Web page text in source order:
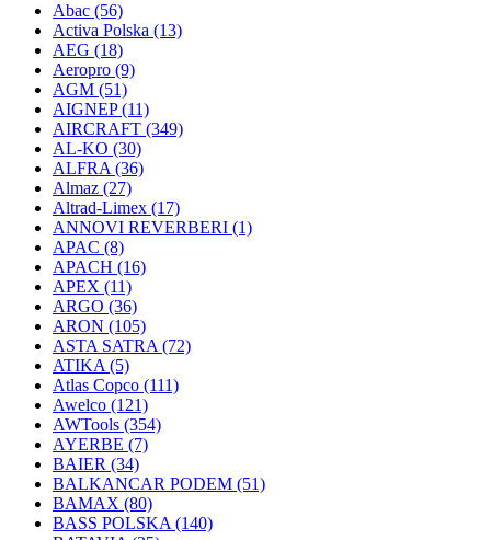
Abac (56)
Activa Polska (13)
AEG (18)
Aeropro (9)
AGM (51)
AIGNEP(11)
AIRCRAFT (349)
AL-KO (30)
ALFRA (36)
Almaz (27)
Altrad-Limex (17)
ANNOVI REVERBERI (1)
APAC (8)
APACH (16)
APEX (11)
ARGO (36)
ARON (105)
ASTA SATRA (72)
ATIKA (5)
Atlas Copco (111)
Awelco (121)
AWTools (354)
AYERBE (7)
BAIER (34)
BALKANCAR PODEM (51)
BAMAX (80)
BASS POLSKA (140)